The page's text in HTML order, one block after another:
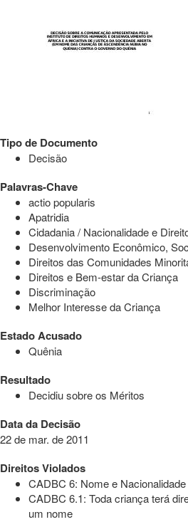
Tipo de Documento
Decisão
Palavras-Chave
actio popularis
Apatridia
Cidadania / Nacionalidade e
Desenvolvimento Econômico,
Direitos das Comunidades
Direitos e Bem-estar da Criança
Discriminação
Melhor Interesse da Criança
Estado Acusado
Quênia
Resultado
Decidiu sobre os Méritos
Data da Decisão
22 de mar. de 2011
Direitos Violados
CADBC 6: Nome e Nacionalidade
CADBC 6.1: Toda criança terá
um nome